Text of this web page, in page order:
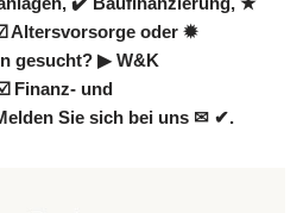
Altersvorsorge oder ✹
gesucht? ▶︎ W&K
Finanz- und
Sie sich bei uns ✉ ✔.